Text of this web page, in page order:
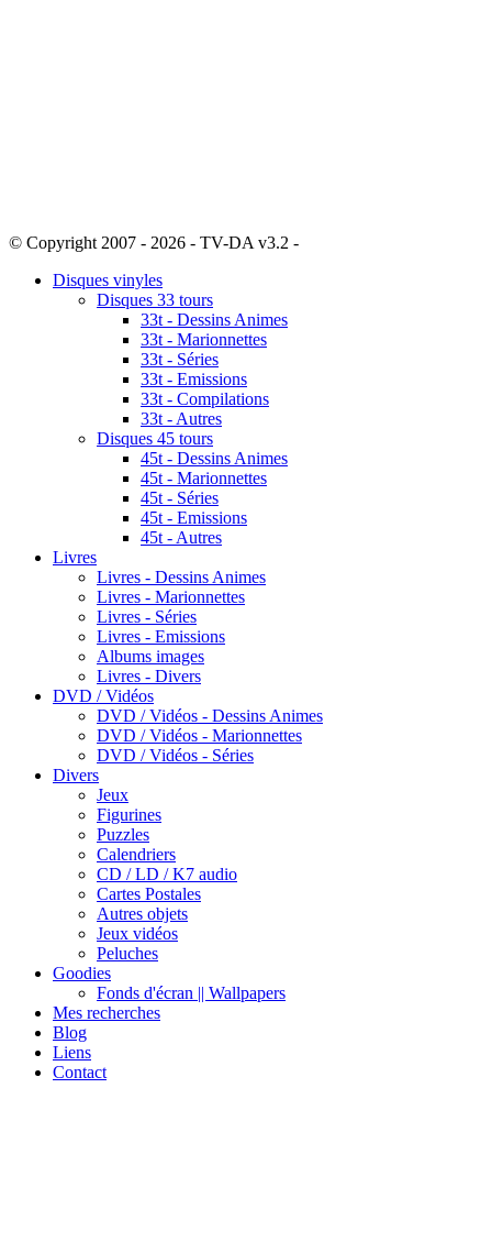
© Copyright 2007 - 2026 - TV-DA v3.2 -
Disques vinyles
Disques 33 tours
33t - Dessins Animes
33t - Marionnettes
33t - Séries
33t - Emissions
33t - Compilations
33t - Autres
Disques 45 tours
45t - Dessins Animes
45t - Marionnettes
45t - Séries
45t - Emissions
45t - Autres
Livres
Livres - Dessins Animes
Livres - Marionnettes
Livres - Séries
Livres - Emissions
Albums images
Livres - Divers
DVD / Vidéos
DVD / Vidéos - Dessins Animes
DVD / Vidéos - Marionnettes
DVD / Vidéos - Séries
Divers
Jeux
Figurines
Puzzles
Calendriers
CD / LD / K7 audio
Cartes Postales
Autres objets
Jeux vidéos
Peluches
Goodies
Fonds d'écran || Wallpapers
Mes recherches
Blog
Liens
Contact